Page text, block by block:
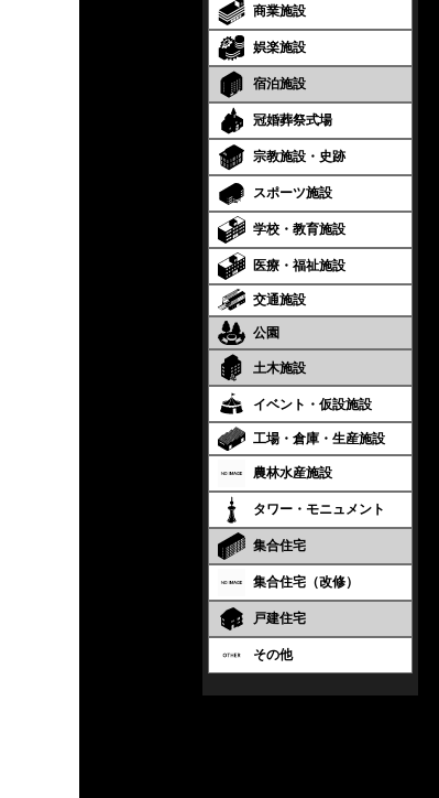
商業施設
娯楽施設
宿泊施設
冠婚葬祭式場
宗教施設・史跡
スポーツ施設
学校・教育施設
医療・福祉施設
交通施設
公園
土木施設
イベント・仮設施設
工場・倉庫・生産施設
農林水産施設
タワー・モニュメント
集合住宅
集合住宅（改修）
戸建住宅
その他